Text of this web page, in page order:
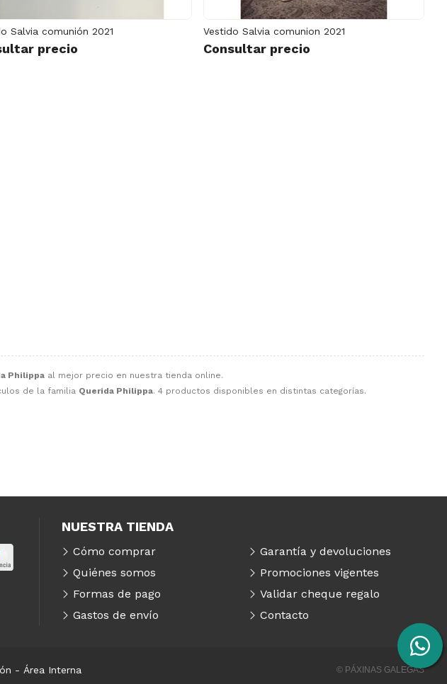
Philippa al mejor precio en nuestra tienda online.
de la familia Querida Philippa. 4 productos disponibles en distintas categorías.
Salvia comunión 2021
precio
Vestido Salvia comunion 2021
Consultar precio
NUESTRA TIENDA
Cómo comprar
Quiénes somos
Formas de pago
Gastos de envío
Garantía y devoluciones
Promociones vigentes
Validar cheque regalo
Contacto
- Área Interna © PÁXINAS GALEGAS